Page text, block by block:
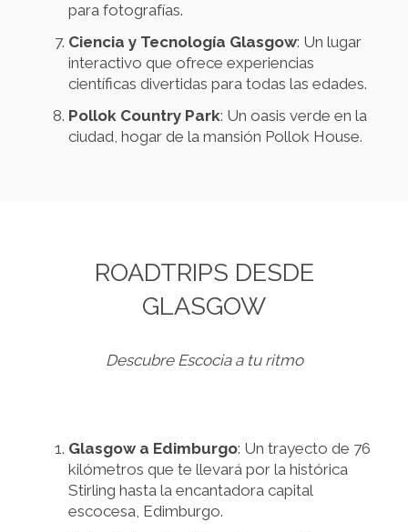
para fotografías.
Ciencia y Tecnología Glasgow: Un lugar
interactivo que ofrece experiencias
científicas divertidas para todas las edades.
Pollok Country Park: Un oasis verde en la
ciudad, hogar de la mansión Pollok House.
ROADTRIPS DESDE
GLASGOW
Descubre Escocia a tu ritmo
Glasgow a Edimburgo: Un trayecto de 76
kilómetros que te llevará por la histórica
Stirling hasta la encantadora capital
escocesa, Edimburgo.